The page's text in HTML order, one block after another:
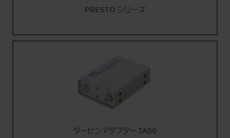
PRESTO シリーズ
タービンアダプター TA50